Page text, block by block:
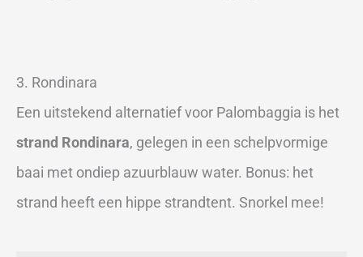
3. Rondinara
Een uitstekend alternatief voor Palombaggia is het
strand Rondinara, gelegen in een schelpvormige
baai met ondiep azuurblauw water. Bonus: het
strand heeft een hippe strandtent. Snorkel mee!